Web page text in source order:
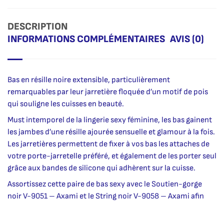
DESCRIPTION
INFORMATIONS COMPLÉMENTAIRES AVIS (0)
Bas en résille noire extensible, particulièrement
remarquables par leur jarretière floquée d’un motif de pois
qui souligne les cuisses en beauté.
Must intemporel de la lingerie sexy féminine, les bas gainent
les jambes d’une résille ajourée sensuelle et glamour à la fois.
Les jarretières permettent de fixer à vos bas les attaches de
votre porte-jarretelle préféré, et également de les porter seul
grâce aux bandes de silicone qui adhèrent sur la cuisse.
Assortissez cette paire de bas sexy avec le Soutien-gorge
noir V-9051 – Axami et le String noir V-9058 – Axami afin